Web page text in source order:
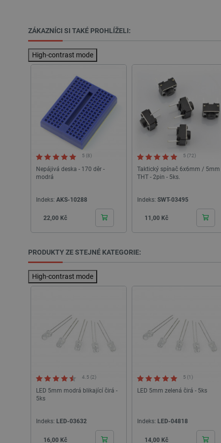
ZÁKAZNÍCI SI TAKÉ PROHLÍŽELI:
High-contrast mode
5 (8)
Nepájivá deska - 170 děr -
modrá
Indeks: AKS-10288
Cena
22,00 Kč
5 (72)
Taktický spínač 6x6mm / 5mm
THT - 2pin - 5ks.
Indeks: SWT-03495
Cena
11,00 Kč
PRODUKTY ZE STEJNÉ KATEGORIE:
High-contrast mode
4.5 (2)
LED 5mm modrá blikající čirá -
5ks
Indeks: LED-03632
Cena
16,00 Kč
5 (1)
LED 5mm zelená čirá - 5ks
Indeks: LED-04818
Cena
14,00 Kč
__cf_bm
_smvs
PrestaShop-
isListDisplay
critCartData
_lb_ccc
critData
Zásadách ochrany